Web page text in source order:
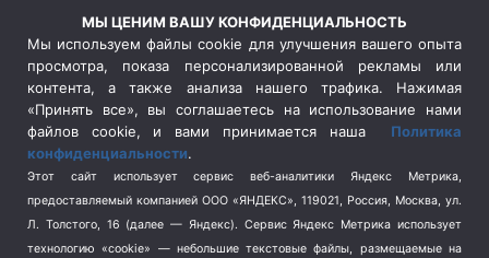
(510)
Сельское хозяйство (3)
Социальная политика
(3)
Спецоперация в Украине
Спецоперация на Украине
(404)
Спорт (740)
Терроризм (1)
Транспорт (262)
МЫ ЦЕНИМ ВАШУ КОНФИДЕНЦИАЛЬНОСТЬ
Мы используем файлы cookie для улучшения вашего опыта
просмотра, показа персонализированной рекламы или
контента, а также анализа нашего трафика. Нажимая
«Принять все», вы соглашаетесь на использование нами
файлов cookie, и вами принимается наша Политика
конфиденциальности.
Этот сайт использует сервис веб-аналитики Яндекс Метрика,
предоставляемый компанией ООО «ЯНДЕКС», 119021, Россия, Москва, ул.
Л. Толстого, 16 (далее — Яндекс). Сервис Яндекс Метрика использует
технологию «cookie» — небольшие текстовые файлы, размещаемые на